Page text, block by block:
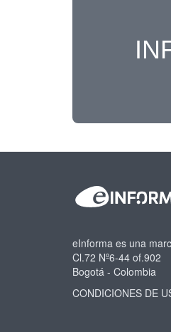
eInforma es una
Cl.72 Nº6-44 of.902
Bogotá - Colombia
CONDICIONES DE